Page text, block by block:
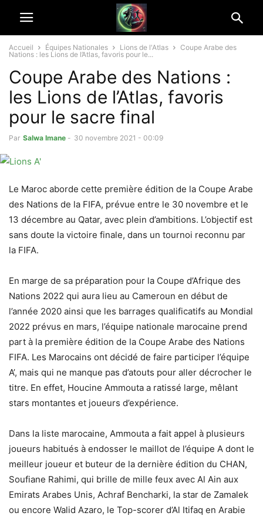
Accueil Équipes Nationales Lions de l'Atlas
Coupe Arabe des
Nations : les Lions de l’Atlas, favoris pour le...
Coupe Arabe des Nations :
les Lions de l’Atlas, favoris
pour le sacre final
Par Salwa Imane - 30 novembre 2021 - 00:09
Le Maroc aborde cette première édition de la Coupe Arabe
des Nations de la FIFA, prévue entre le 30 novembre et le
13 décembre au Qatar, avec plein d’ambitions. L’objectif est
sans doute la victoire finale, dans un tournoi reconnu par
la FIFA.
En marge de sa préparation pour la Coupe d’Afrique des
Nations 2022 qui aura lieu au Cameroun en début de
l’année 2020 ainsi que les barrages qualificatifs au Mondial
2022 prévus en mars, l’équipe nationale marocaine prend
part à la première édition de la Coupe Arabe des Nations
FIFA. Les Marocains ont décidé de faire participer l’équipe
A’, mais qui ne manque pas d’atouts pour aller décrocher le
titre. En effet, Houcine Ammouta a ratissé large, mêlant
stars montantes et joueurs d’expérience.
Dans la liste marocaine, Ammouta a fait appel à plusieurs
joueurs habitués à endosser le maillot de l’équipe A dont le
meilleur joueur et buteur de la dernière édition du CHAN,
Soufiane Rahimi, qui brille de mille feux avec Al Ain aux
Emirats Arabes Unis, Achraf Bencharki, la star de Zamalek
ou encore Walid Azaro, le Top-scorer d’Al Itifaq en Arabie